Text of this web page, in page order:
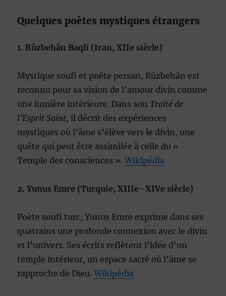
Quelques poètes mystiques étrangers
1. Rûzbehân Baqlī (Iran, XIIe siècle)
Mystique soufi et poète persan, Rûzbehân est
reconnu pour sa vision de l’amour divin comme
une lumière intérieure. Dans son Traité de
l’Esprit Saint, il décrit des expériences
mystiques où l’âme s’élève vers le divin, une
quête qui peut être assimilée à celle du «
Temple des consciences ».Wikipédia
2. Yunus Emre (Turquie, XIIIe–XIVe siècle)
Poète soufi turc, Yunus Emre exprime dans ses
quatrains une profonde connexion avec le divin
et l’univers. Ses écrits reflètent l’idée d’un
temple intérieur, un espace sacré où l’âme se
rapproche de Dieu.Wikipédia